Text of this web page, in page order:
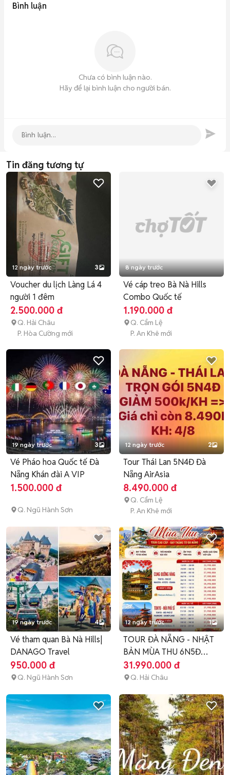
Bình luận
Chưa có bình luận nào.
Hãy để lại bình luận cho người bán.
Tin đăng tương tự
12 ngày trước 3
Voucher du lịch Làng Lá 4
người 1 đêm
2.500.000 đ
Q. Hải Châu
P. Hòa Cường mới
8 ngày trước
Vé cáp treo Bà Nà Hills
Combo Quốc tế
1.190.000 đ
Q. Cẩm Lệ
P. An Khê mới
19 ngày trước 3
Vé Pháo hoa Quốc tế Đà
Nẵng Khán đài A VIP
1.500.000 đ
Q. Ngũ Hành Sơn
12 ngày trước 2
Tour Thái Lan 5N4Đ Đà
Nẵng AirAsia
8.490.000 đ
Q. Cẩm Lệ
P. An Khê mới
19 ngày trước 4
Vé tham quan Bà Nà Hills|
DANAGO Travel
950.000 đ
Q. Ngũ Hành Sơn
12 ngày trước 1
TOUR ĐÀ NẴNG - NHẬT
BẢN MÙA THU 6N5Đ
2026
31.990.000 đ
Q. Hải Châu